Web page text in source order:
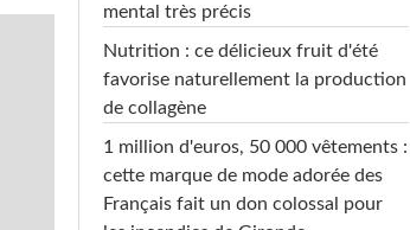
mental très précis
Nutrition : ce délicieux fruit d'été
favorise naturellement la production
de collagène
1 million d'euros, 50 000 vêtements :
cette marque de mode adorée des
Français fait un don colossal pour